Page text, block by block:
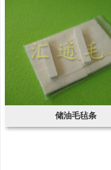
储油毛毡条